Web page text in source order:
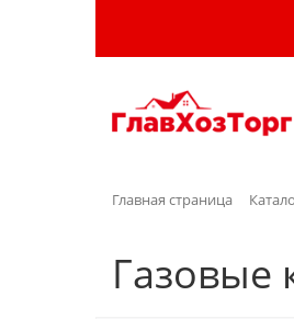
Главная страница
Газовые